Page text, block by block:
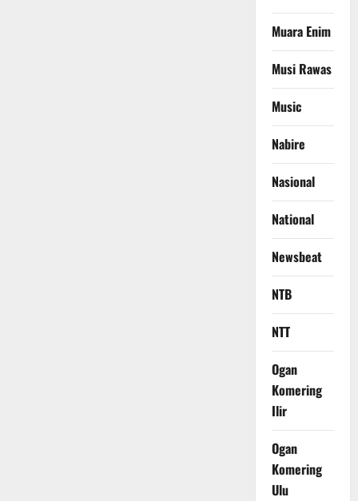
Muara Enim
Musi Rawas
Music
Nabire
Nasional
National
Newsbeat
NTB
NTT
Ogan
Komering
Ilir
Ogan
Komering
Ulu